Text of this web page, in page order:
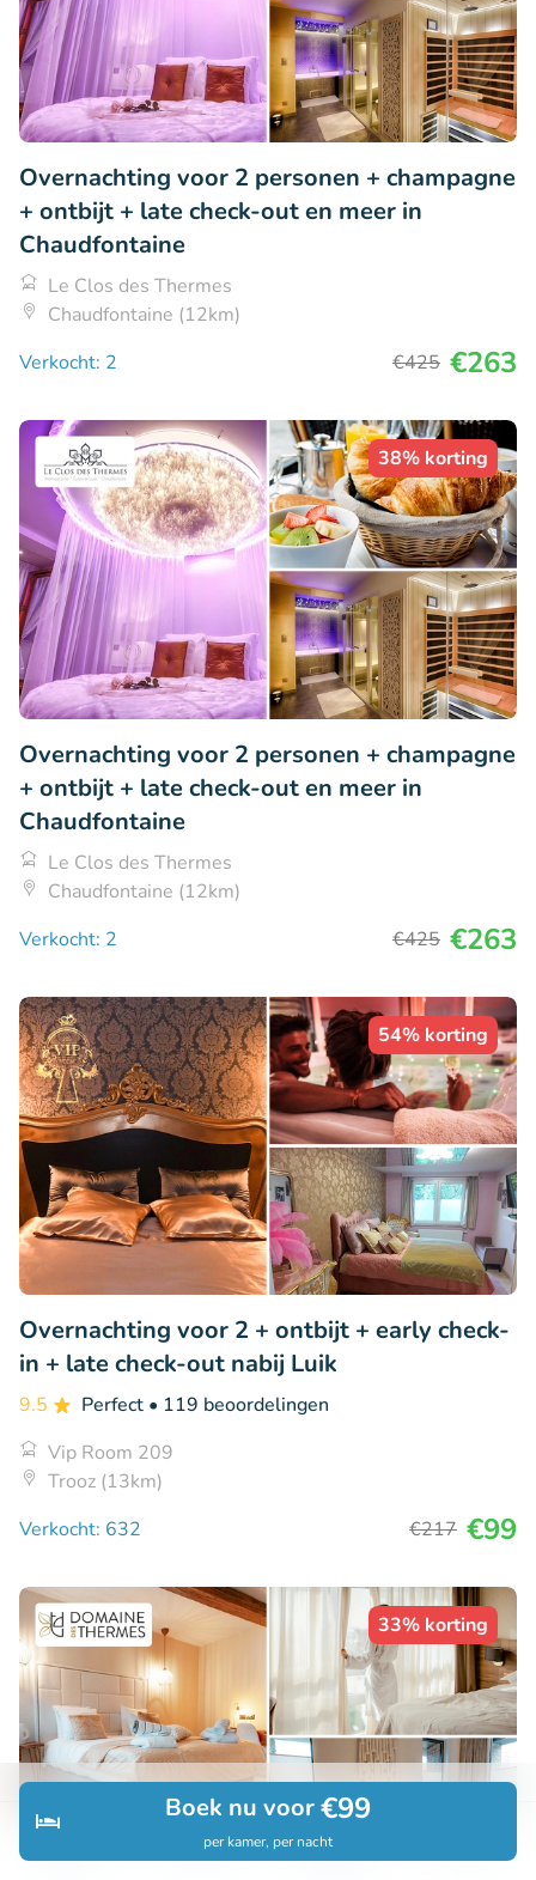
Zoeken Boekingen
Boek nu voor€99
per kamer, per nacht
Overnachting voor 2 personen + champagne
+ ontbijt + late check-out en meer in
Chaudfontaine
Le Clos des Thermes
Chaudfontaine (12km)
Verkocht: 2
€425 €263
38% korting
Overnachting voor 2 personen + champagne
+ ontbijt + late check-out en meer in
Chaudfontaine
Le Clos des Thermes
Chaudfontaine (12km)
Verkocht: 2
€425 €263
54% korting
Overnachting voor 2 + ontbijt + early check-
in + late check-out nabij Luik
9.5 Perfect • 119 beoordelingen
Vip Room 209
Trooz (13km)
Verkocht: 632
€217 €99
33% korting